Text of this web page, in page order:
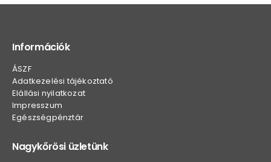
Információk
ÁSZF
Adatkezelési tájékoztató
Elállási nyilatkozat
Impresszum
Egészségpénztár
Nagykőrösi üzletünk